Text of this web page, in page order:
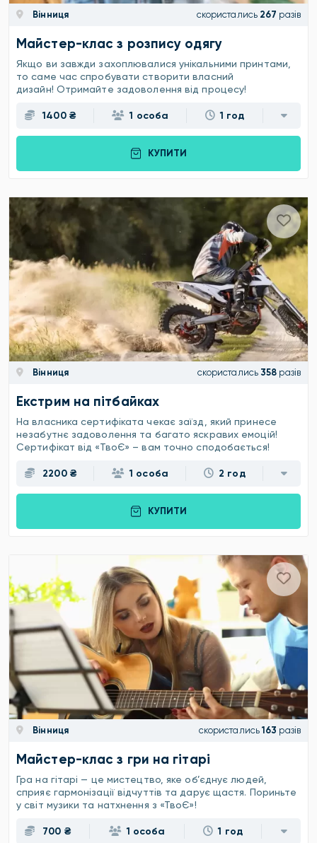
Вінниця скористались 267 разів
Майстер-клас з розпису одягу
Якщо ви завжди захоплювалися унікальними принтами,
то саме час спробувати створити власний
дизайн! Отримайте задоволення від процесу!
1400 ₴ 1 особа 1 год
КУПИТИ
Вінниця скористались 358 разів
Екстрим на пітбайках
На власника сертифіката чекає заїзд, який принесе
незабутнє задоволення та багато яскравих емоцій!
Сертифікат від «ТвоЄ» – вам точно сподобається!
2200 ₴ 1 особа 2 год
КУПИТИ
Вінниця скористались 163 разів
Майстер-клас з гри на гітарі
Гра на гітарі — це мистецтво, яке об’єднує людей,
сприяє гармонізації відчуттів та дарує щастя. Пориньте
у світ музики та натхнення з «ТвоЄ»!
700 ₴ 1 особа 1 год